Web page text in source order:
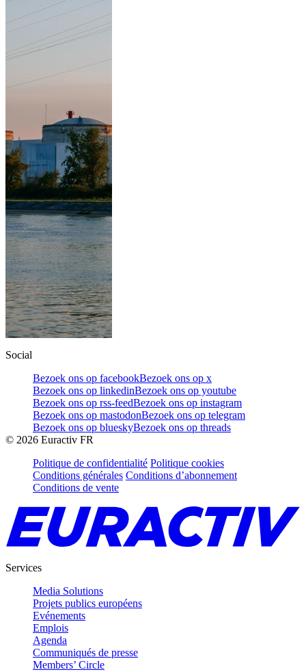
Social
Bezoek ons op facebookBezoek ons op x
Bezoek ons op linkedinBezoek ons op youtube
Bezoek ons op rss-feedBezoek ons op instagram
Bezoek ons op mastodonBezoek ons op telegram
Bezoek ons op blueskyBezoek ons op threads
© 2026 Euractiv FR
Politique de confidentialité Politique cookies
Conditions générales Conditions d’abonnement
Conditions de vente
Services
Media Solutions
Projets publics européens
Evénements
Emplois
Agenda
Communiqués de presse
Members’ Circle